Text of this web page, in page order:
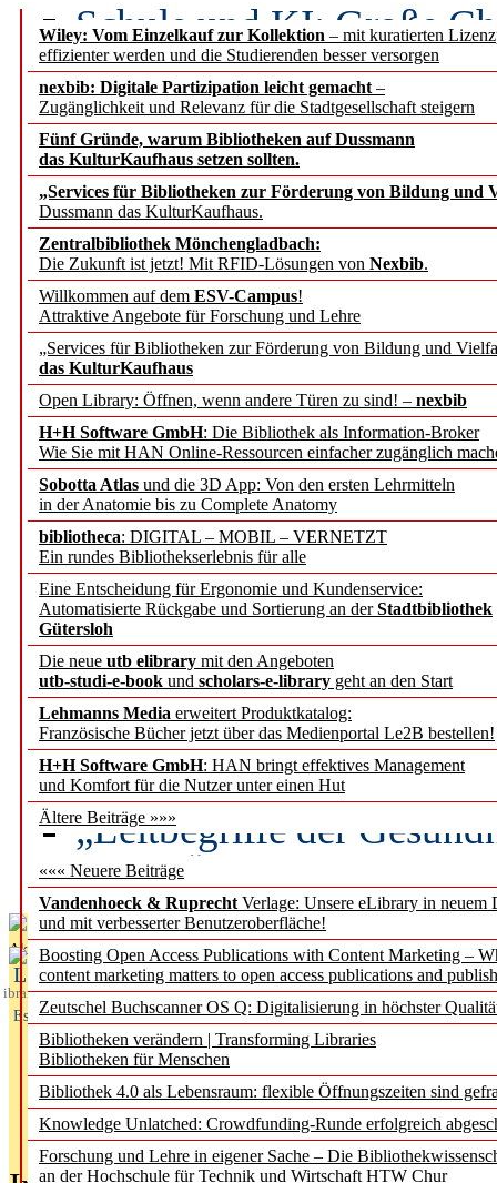
Wiley: Vom Einzelkauf zur Kollektion – mit kuratierten
effizienter werden und die Studierenden besser versorgen
nexbib: Digitale Partizipation leicht gemacht –
Zugänglichkeit und Relevanz für die Stadtgesellschaft steigern
Fünf Gründe, warum Bibliotheken auf Dussmann
das KulturKaufhaus setzen sollten.
„Services für Bibliotheken zur Förderung von Bildung und
Dussmann das KulturKaufhaus.
Zentralbibliothek Mönchengladbach:
Die Zukunft ist jetzt! Mit RFID-Lösungen von Nexbib.
Willkommen auf dem ESV-Campus!
Attraktive Angebote für Forschung und Lehre
„Services für Bibliotheken zur Förderung von Bildung und
das KulturKaufhaus
Open Library: Öffnen, wenn andere Türen zu sind! – nexbib
H+H Software GmbH: Die Bibliothek als Information-Broker
Wie Sie mit HAN Online-Ressourcen einfacher zugänglich
Sobotta Atlas und die 3D App: Von den ersten Lehrmitteln
in der Anatomie bis zu Complete Anatomy
bibliotheca: DIGITAL – MOBIL – VERNETZT
Ein rundes Bibliothekserlebnis für alle
Eine Entscheidung für Ergonomie und Kundenservice:
Automatisierte Rückgabe und Sortierung an derStadtbibliothek
Gütersloh
Die neue utb elibrary mit den Angeboten
utb-studi-e-book und scholars-e-library geht an den Start
Lehmanns Media erweitert Produktkatalog:
Französische Bücher jetzt über das Medienportal Le2B bestellen!
H+H Software GmbH: HAN bringt effektives Management
und Komfort für die Nutzer unter einen Hut
Ältere Beiträge »»»
««« Neuere Beiträge
Vandenhoeck & Ruprecht Verlage: Unsere eLibrary in neuem
und mit verbesserter Benutzeroberfläche!
Boosting Open Access Publications with Content Marketing –
content marketing matters to open access publications and
Zeutschel Buchscanner OS Q: Digitalisierung in höchster
Bibliotheken verändern | Transforming Libraries
Bibliotheken für Menschen
Bibliothek 4.0 als Lebensraum: flexible Öffnungszeiten sind
Knowledge Unlatched: Crowdfunding-Runde erfolgreich
Forschung und Lehre in eigener Sache – Die
an der Hochschule für Technik und Wirtschaft HTW Chur
Schule und KI: Große
Voraussetzungen
Erfolgreiches erstes
Segment Research –
angepasst
konstruktiv!
Mohr Siebeck
und die Zeitschrift für
Francke Attempto
EBSCO Information
Recherchefunktionen in
Sorbisches Institut neu
Geschichte und
Künstliche Intelligenz
besser zu verstehen
„Leitbegriffe der
des BIÖG erscheinen
Aktuelles aus
L
ibrary
Essentials